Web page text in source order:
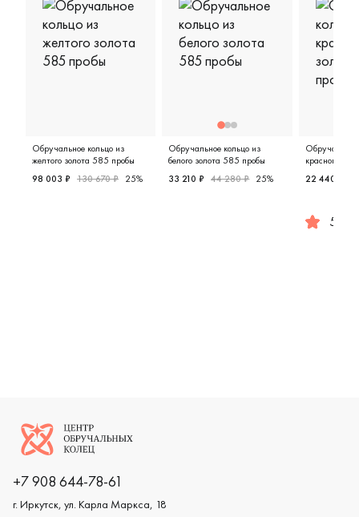
Обручальное кольцо из
желтого золота 585 пробы
Мужские, парные, желтое золото 585 пробы, 9311064
98 003 ₽ 130 670 ₽ 25%
Обручальное кольцо из
белого золота 585 пробы
Женские, белое золото 585
33 210 ₽ 44 280 ₽ 25%
красного
22 440 ₽
5.0
Логотип компании
+7 908 644-78-61
г. Иркутск, ул. Карла Маркса, 18